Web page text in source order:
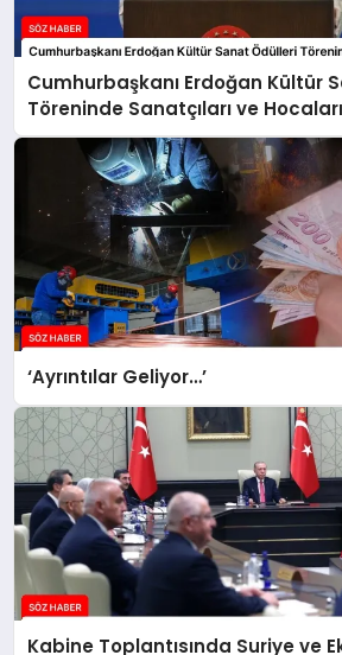
Cumhurbaşkanı Erdoğan Kültür
Töreninde Sanatçıları ve
‘Ayrıntılar Geliyor…’
Kabine Toplantısında Suriye ve